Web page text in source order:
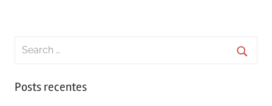
Search
Posts recentes